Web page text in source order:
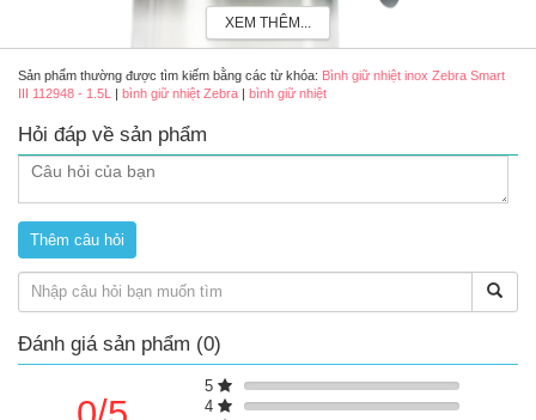
Bình giữ nhiệt inox Zebra Smart III 112948 - 1.5L (màu bạc)
XEM THÊM...
Sản phẩm thường được tìm kiếm bằng các từ khóa: Bình giữ nhiệt inox Zebra Smart
III 112948 - 1.5L
| bình giữ nhiệt Zebra | bình giữ nhiệt
Hỏi đáp về sản phẩm
Đánh giá sản phẩm (0)
5
4